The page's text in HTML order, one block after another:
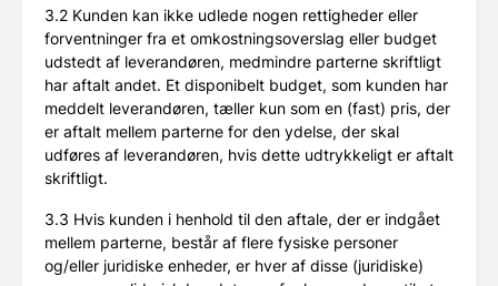
3.2 Kunden kan ikke udlede nogen rettigheder eller
forventninger fra et omkostningsoverslag eller budget
udstedt af leverandøren, medmindre parterne skriftligt
har aftalt andet. Et disponibelt budget, som kunden har
meddelt leverandøren, tæller kun som en (fast) pris, der
er aftalt mellem parterne for den ydelse, der skal
udføres af leverandøren, hvis dette udtrykkeligt er aftalt
skriftligt.
3.3 Hvis kunden i henhold til den aftale, der er indgået
mellem parterne, består af flere fysiske personer
og/eller juridiske enheder, er hver af disse (juridiske)